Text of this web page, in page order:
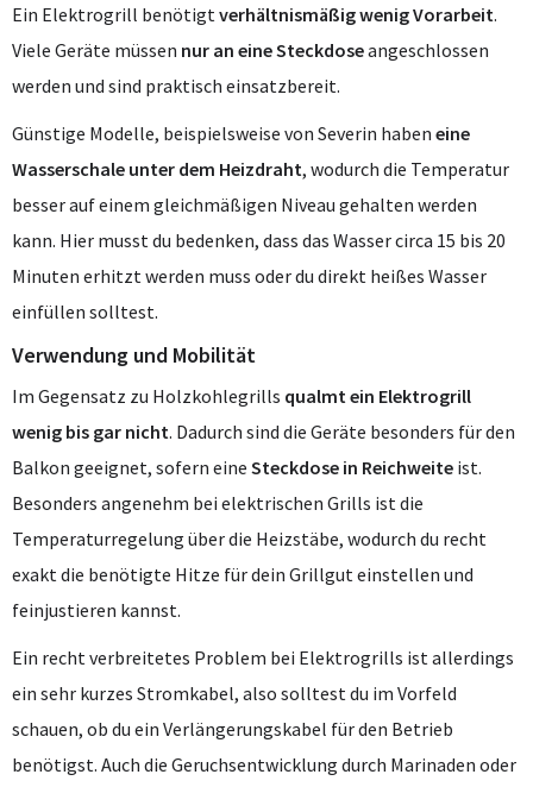
Ein Elektrogrill benötigt verhältnismäßig wenig Vorarbeit.
Viele Geräte müssen nur an eine Steckdoseangeschlossen
werden und sind praktisch einsatzbereit.
Günstige Modelle, beispielsweise von Severin haben eine
Wasserschale unter dem Heizdraht, wodurch die Temperatur
besser auf einem gleichmäßigen Niveau gehalten werden
kann. Hier musst du bedenken, dass das Wasser circa 15 bis 20
Minuten erhitzt werden muss oder du direkt heißes Wasser
einfüllen solltest.
Verwendung und Mobilität
Im Gegensatz zu Holzkohlegrills qualmt ein Elektrogrill
wenig bis gar nicht. Dadurch sind die Geräte besonders für den
Balkon geeignet, sofern eine Steckdose in Reichweite ist.
Besonders angenehm bei elektrischen Grills ist die
Temperaturregelung über die Heizstäbe, wodurch du recht
exakt die benötigte Hitze für dein Grillgut einstellen und
feinjustieren kannst.
Ein recht verbreitetes Problem bei Elektrogrills ist allerdings
ein sehr kurzes Stromkabel, also solltest du im Vorfeld
schauen, ob du ein Verlängerungskabel für den Betrieb
benötigst. Auch die Geruchsentwicklung durch Marinaden oder